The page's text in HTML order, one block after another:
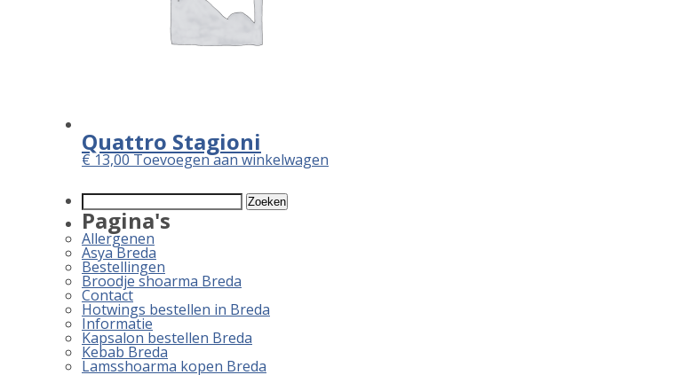
Quattro Stagioni
€13,00Toevoegen aan winkelwagen
Zoeken
naar:
Pagina's
Allergenen
Asya Breda
Bestellingen
Broodje shoarma Breda
Contact
Hotwings bestellen in Breda
Informatie
Kapsalon bestellen Breda
Kebab Breda
Lamsshoarma kopen Breda